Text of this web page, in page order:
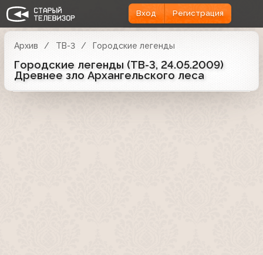
Вход Регистрация
Архив ТВ-3 Городские легенды
Городские легенды (ТВ-3, 24.05.2009)
Древнее зло Архангельского леса